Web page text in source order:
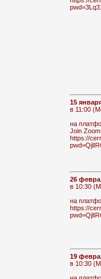
15
в 11:00
на
Join
https://
26
в 10:30
на
https://
19
в 10:30